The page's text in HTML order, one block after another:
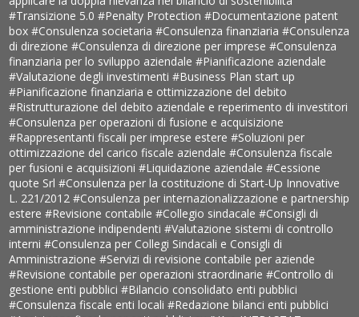
#Transizione 5.0#Penalty Protection#Documentazione patent
box#Consulenza societaria#Consulenza finanziaria#Consulenza
di direzione#Consulenza di direzione per imprese#Consulenza
finanziaria per lo sviluppo aziendale#Pianificazione aziendale
#Valutazione degli investimenti#Business Plan start up
#Pianificazione finanziaria e ottimizzazione del debito
#Ristrutturazione del debito aziendale e reperimento di investitori
#Consulenza per operazioni di fusione e acquisizione
#Rappresentanti fiscali per imprese estere#Soluzioni per
ottimizzazione del carico fiscale aziendale#Consulenza fiscale
per fusioni e acquisizioni#Liquidazione aziendale#Cessione
quote Srl#Consulenza per la costituzione di Start-Up Innovative
L. 221/2012#Consulenza per internazionalizzazione e partnership
estere#Revisione contabile#Collegio sindacale#Consigli di
amministrazione indipendenti#Valutazione sistemi di controllo
interni#Consulenza per Collegi Sindacali e Consigli di
Amministrazione#Servizi di revisione contabile per aziende
#Revisione contabile per operazioni straordinarie#Controllo di
gestione enti pubblici#Bilancio consolidato enti pubblici
#Consulenza fiscale enti locali#Redazione bilanci enti pubblici